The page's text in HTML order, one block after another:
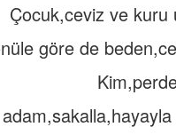
Çocuk,ceviz ve
göre de